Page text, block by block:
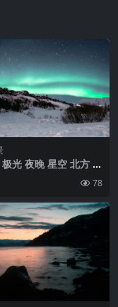
光 夜晚 星空 北方 雪
78